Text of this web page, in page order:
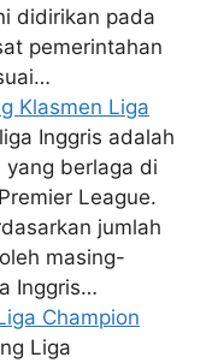
didirikan pada
pemerintahan
Klasmen Liga
Inggris adalah
berlaga di
League.
jumlah
masing-
Inggris…
Champion
Liga